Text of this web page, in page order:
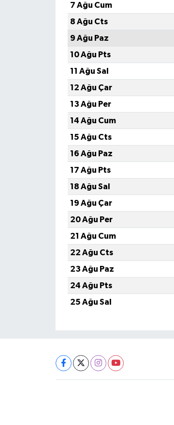
7 Ağu Cum
8 Ağu Cts
9 Ağu Paz
10 Ağu Pts
11 Ağu Sal
12 Ağu Çar
13 Ağu Per
14 Ağu Cum
15 Ağu Cts
16 Ağu Paz
17 Ağu Pts
18 Ağu Sal
19 Ağu Çar
20 Ağu Per
21 Ağu Cum
22 Ağu Cts
23 Ağu Paz
24 Ağu Pts
25 Ağu Sal